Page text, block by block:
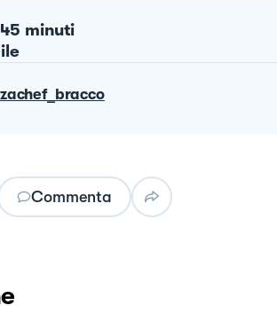
45 minuti
Commenta